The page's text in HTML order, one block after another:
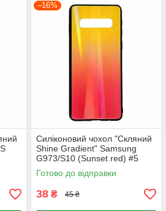
–16%
Силіконовий чохол "Скляний
Shine Gradient" Samsung
G973/S10 (Sunset red) #5
Готово до відправки
38 ₴ 45 ₴